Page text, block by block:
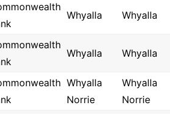
Whyalla Whyalla
Whyalla Whyalla
Whyalla
Norrie
Whyalla
Norrie